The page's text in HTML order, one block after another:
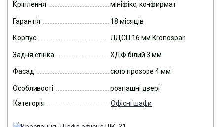
Кріплення мініфікс, конфирмат
Гарантія 18 місяців
Корпус ЛДСП 16 мм Kronospan
Задня стінка ХДФ білий 3 мм
Фасад скло прозоре 4 мм
Особливості
розпашні двері
Категорія
Офісні шафи